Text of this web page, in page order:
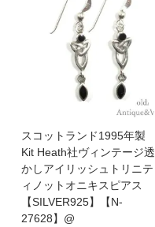
スコットランド1995年製
Kit Heath社ヴィンテージ透
かしアイリッシュトリニテ
ィノットオニキスピアス
【SILVER925】【N-
27628】@